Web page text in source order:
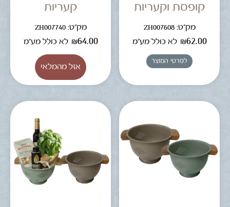
קופסת וקעריות
מק"ט: ZH007608
₪62.00 לא כולל מע"מ
לפרטי המוצר
קעריות
מק"ט: ZH007740
₪64.00 לא כולל מע"מ